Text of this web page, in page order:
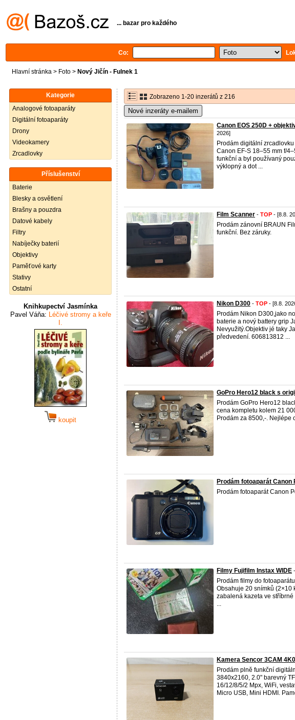
... bazar pro každého
Co:
Hlavní stránka > Foto > Nový Jičín - Fulnek 1
Kategorie
Analogové fotoaparáty
Digitální fotoaparáty
Drony
Videokamery
Zrcadlovky
Příslušenství
Baterie
Blesky a osvětlení
Brašny a pouzdra
Datové kabely
Filtry
Nabíječky baterií
Objektivy
Paměťové karty
Stativy
Ostatní
Knihkupectví Jasmínka
Pavel Váňa: Léčivé stromy a keře
I.
koupit
Zobrazeno 1-20 inzerátů z 216
Nové inzeráty e-mailem
Canon EOS 250D +
2026]
Prodám digitální
Canon EF-S 18–55 mm f/
funkční a byl používaný
výklopný a dot ...
Film Scanner - TOP - [8.8.
Prodám zánovní BRAUN
funkční. Bez záruky.
Nikon D300 - TOP - [8.8.
Prodám Nikon D300,jako
baterie a nový battery grip
Nevyužitý.Objektiv jé taky
předvedení. 606813812 ...
GoPro Hero12 black s
Prodám GoPro Hero12
cena kompletu kolem 21
Prodám za 8500,-. Nejlépe
Prodám fotoaparát Canon
Prodám fotoaparát Canon
Filmy Fujifilm Instax WIDE
Prodám filmy do
Obsahuje 20 snímků (2×10
zabalená kazeta ve
...
Kamera Sencor 3CAM
Prodám plně funkční
3840x2160, 2.0" barevný
16/12/8/5/2 Mpx, WiFi,
Micro USB, Mini HDMI.